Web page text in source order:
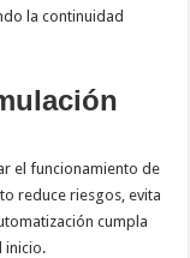
la continuidad
el funcionamiento de
reduce riesgos, evita
cumpla
inicio.